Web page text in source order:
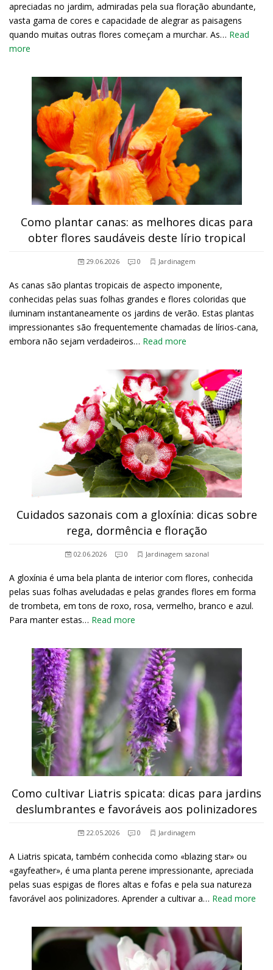
apreciadas no jardim, admiradas pela sua floração abundante,
vasta gama de cores e capacidade de alegrar as paisagens
quando muitas outras flores começam a murchar. As… Read
more
Como plantar canas: as melhores dicas para
obter flores saudáveis deste lírio tropical
29.06.2026 0 Jardinagem
As canas são plantas tropicais de aspecto imponente,
conhecidas pelas suas folhas grandes e flores coloridas que
iluminam instantaneamente os jardins de verão. Estas plantas
impressionantes são frequentemente chamadas de lírios-cana,
embora não sejam verdadeiros… Read more
Cuidados sazonais com a gloxínia: dicas sobre
rega, dormência e floração
02.06.2026 0 Jardinagem sazonal
A gloxínia é uma bela planta de interior com flores, conhecida
pelas suas folhas aveludadas e pelas grandes flores em forma
de trombeta, em tons de roxo, rosa, vermelho, branco e azul.
Para manter estas… Read more
Como cultivar Liatris spicata: dicas para jardins
deslumbrantes e favoráveis aos polinizadores
22.05.2026 0 Jardinagem
A Liatris spicata, também conhecida como «blazing star» ou
«gayfeather», é uma planta perene impressionante, apreciada
pelas suas espigas de flores altas e fofas e pela sua natureza
favorável aos polinizadores. Aprender a cultivar a… Read more